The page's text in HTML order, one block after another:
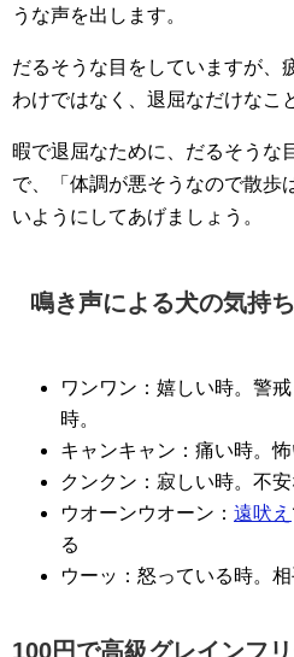
うな声を出します。
だるそうな目をしていますが、
わけではなく、退屈なだけなこ
暇で退屈なために、だるそうな
で、「体調が悪そうなので散歩
いようにしてあげましょう。
鳴き声による犬の気持ち
ワンワン：嬉しい時。警
時。
キャンキャン：痛い時。怖
クンクン：寂しい時。不安
ウオーンウオーン： 遠吠え
る
ウーッ：怒っている時。
100円で高級グレインフ